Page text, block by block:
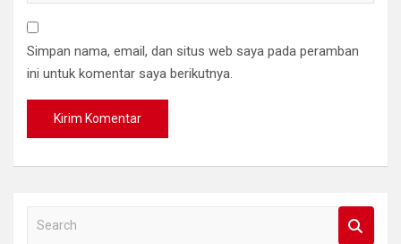
Simpan nama, email, dan situs web saya pada peramban
ini untuk komentar saya berikutnya.